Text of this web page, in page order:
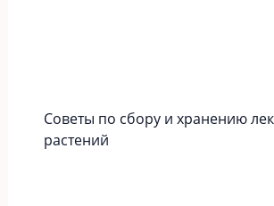
Советы по сбору и хранению
растений